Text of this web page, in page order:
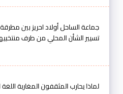
جماعة الساحل أولاد احريز بين
تسيير الشأن المحلي من طرف
لماذا يحارب المثقفون المغاربة